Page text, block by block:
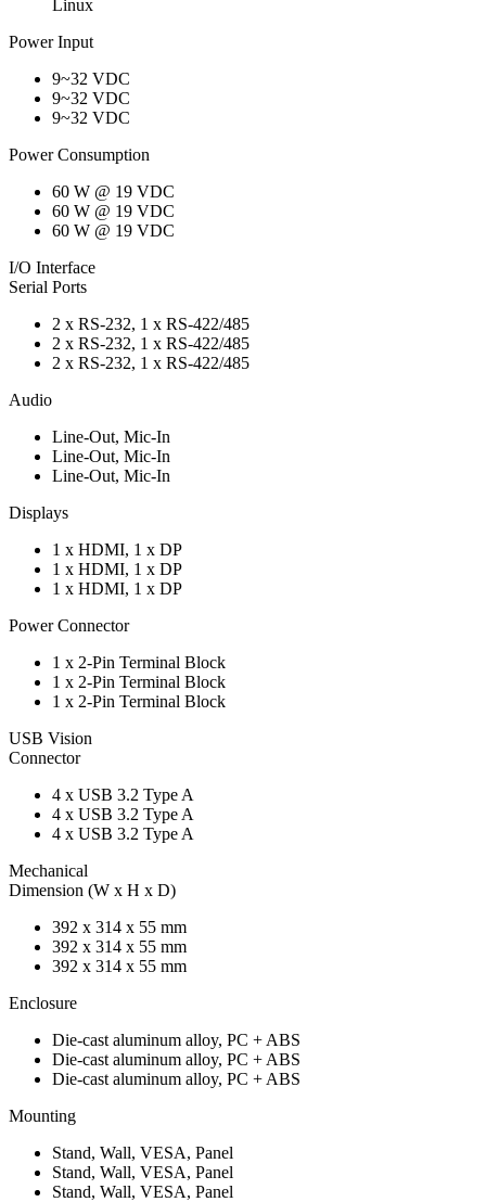
Linux
Power Input
9~32 VDC
9~32 VDC
9~32 VDC
Power Consumption
60 W @ 19 VDC
60 W @ 19 VDC
60 W @ 19 VDC
I/O Interface
Serial Ports
2 x RS-232, 1 x RS-422/485
2 x RS-232, 1 x RS-422/485
2 x RS-232, 1 x RS-422/485
Audio
Line-Out, Mic-In
Line-Out, Mic-In
Line-Out, Mic-In
Displays
1 x HDMI, 1 x DP
1 x HDMI, 1 x DP
1 x HDMI, 1 x DP
Power Connector
1 x 2-Pin Terminal Block
1 x 2-Pin Terminal Block
1 x 2-Pin Terminal Block
USB Vision
Connector
4 x USB 3.2 Type A
4 x USB 3.2 Type A
4 x USB 3.2 Type A
Mechanical
Dimension (W x H x D)
392 x 314 x 55 mm
392 x 314 x 55 mm
392 x 314 x 55 mm
Enclosure
Die-cast aluminum alloy, PC + ABS
Die-cast aluminum alloy, PC + ABS
Die-cast aluminum alloy, PC + ABS
Mounting
Stand, Wall, VESA, Panel
Stand, Wall, VESA, Panel
Stand, Wall, VESA, Panel